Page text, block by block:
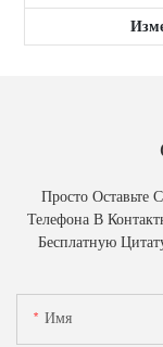
Просто
Телефона В
Бесплатную
Имя